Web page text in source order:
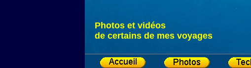
Photos et vidéos
de certains de mes voyages